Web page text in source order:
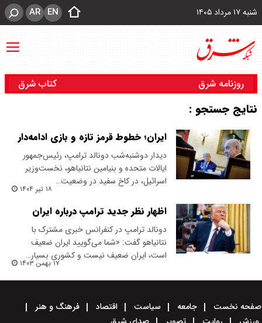
شنبه ۱۷ مرداد ۱۴۰۵ EN
AR
روزنامه شرق کتاب شرق
نتایج جستجو :
ایران؛ خطوط قرمز تازه و بازی ادامه‌دار
دیدار دوشنبه‌شب دونالد ترامپ، رئیس‌جمهور
ایالات متحده‌ و بنیامین نتانیاهو، نخست‌وزیر
اسرائیل، در کاخ سفید در وضعیت…
۱۸ تیر ۱۴۰۴
اظهار نظر جدید ترامپ درباره ایران
دونالد ترامپ در کنفرانس خبری مشترک با
نتانیاهو گفت: «شما می‌گویید ایران ضعیف
است، ایران ضعیف نیست و کشوری بسیار…
۱۷ بهمن ۱۴۰۳
صفحه نخست جامعه سیاست اقتصاد
فرهنگ و هنر